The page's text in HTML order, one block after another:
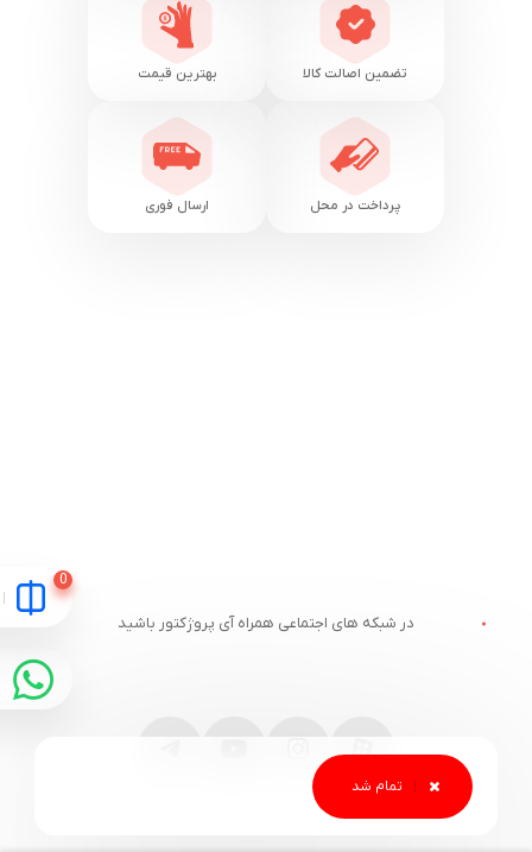
تضمین اصالت کالا بهترین قیمت
پرداخت در محل ارسال فوری
در شبکه های اجتماعی همراه آی پروژکتور باشید